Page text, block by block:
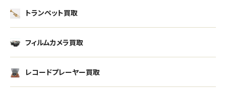
トランペット買取
フィルムカメラ買取
レコードプレーヤー買取